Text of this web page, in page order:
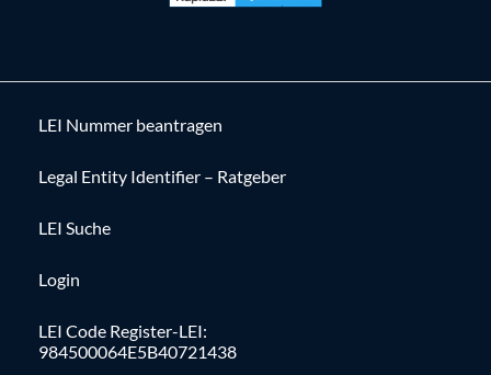
LEI Nummer beantragen
Legal Entity Identifier – Ratgeber
LEI Suche
Login
LEI Code Register-LEI:
984500064E5B40721438